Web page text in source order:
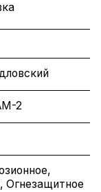
2
Огнезащитное